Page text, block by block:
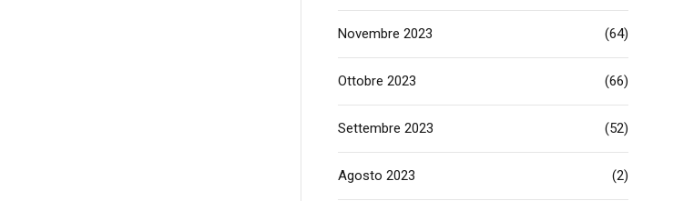
Novembre 2023 (64)
Ottobre 2023 (66)
Settembre 2023 (52)
Agosto 2023 (2)